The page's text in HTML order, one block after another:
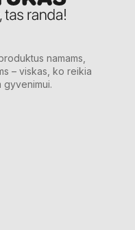
namams,
– viskas, ko reikia
gyvenimui.